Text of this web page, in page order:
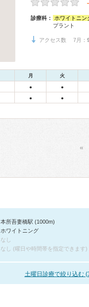
診療科： ホワイトニン
プラント
アクセス数 7月：
月 火
● ●
● ●
«
本所吾妻橋駅 (1000m)
ホワイトニング
なし
なし (曜日や時間帯を指定できます)
土曜日診療で絞り込む